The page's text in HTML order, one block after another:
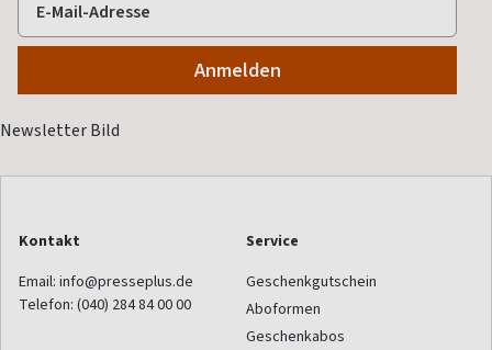
Kontakt
Email: info@presseplus.de
Telefon: (040) 284 84 00 00
Service
Geschenkgutschein
Aboformen
Geschenkabos